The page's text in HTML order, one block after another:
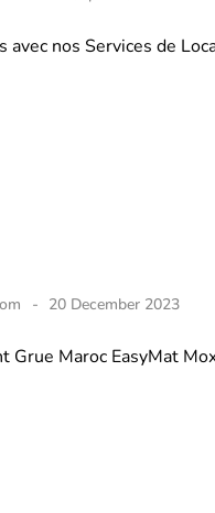
avec nos Services de
20 December 2023
Grue Maroc EasyMat